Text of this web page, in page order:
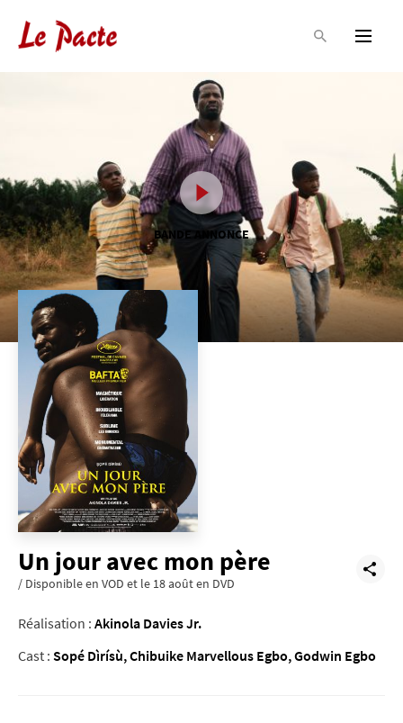
BANDE ANNONCE
Un jour avec mon père
/ Disponible en VOD et le 18 août en DVD
Réalisation : Akinola Davies Jr.
Cast : Sopé Dìrísù, Chibuike Marvellous Egbo, Godwin Egbo